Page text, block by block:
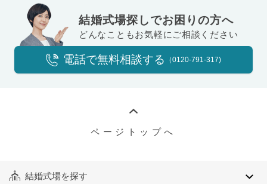
結婚式場探しでお困りの方へ
どんなこともお気軽にご相談ください
電話で無料相談する （0120-791-317)
ページトップへ
結婚式場を探す